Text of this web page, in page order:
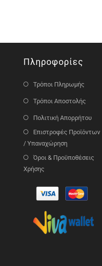
Πληροφορίες
Τρόποι Πληρωμής
Τρόποι Αποστολής
Πολιτική Απορρήτου
Επιστροφές Προϊόντων
/ Υπαναχώρηση
Όροι & Προϋποθέσεις
Χρήσης